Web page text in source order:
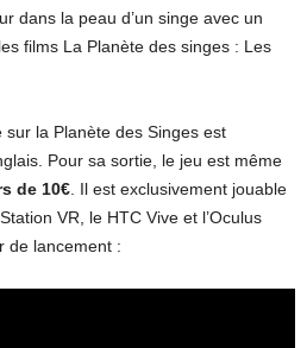
dans la peau d’un singe avec un
films La Planète des singes : Les
sur la Planète des Singes est
Pour sa sortie, le jeu est même
de 10€ . Il est exclusivement jouable
VR, le HTC Vive et l’Oculus
de lancement :